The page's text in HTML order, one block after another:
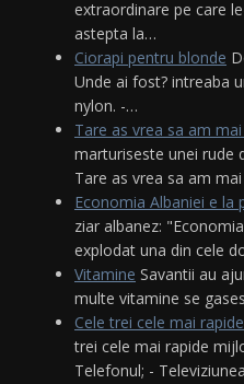
extraordinare pe care
astepta la…
Ciorapi pentru blonde
Unde ai fost? intreaba
nylon. -…
Tare as vrea sa am
marturiseste unei rude
Tare as vrea sa am
Economia Albaniei e la
ziar albanez:
explodat una din cele
Vitamine Savantii au
multe vitamine se
Cele trei cele mai
trei cele mai rapide
Telefonul; -